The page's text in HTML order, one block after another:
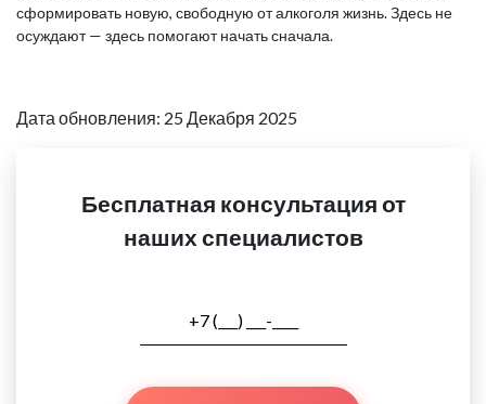
сформировать новую, свободную от алкоголя жизнь. Здесь не
осуждают — здесь помогают начать сначала.
Дата обновления: 25 Декабря 2025
Бесплатная консультация от
наших специалистов